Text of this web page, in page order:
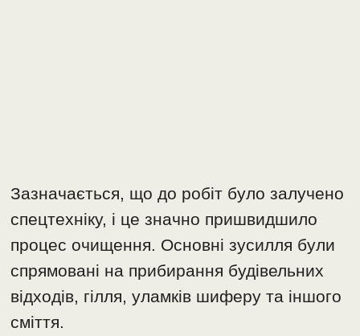
Зазначається, що до робіт було залучено
спецтехніку, і це значно пришвидшило
процес очищення. Основні зусилля були
спрямовані на прибирання будівельних
відходів, гілля, уламків шиферу та іншого
сміття.